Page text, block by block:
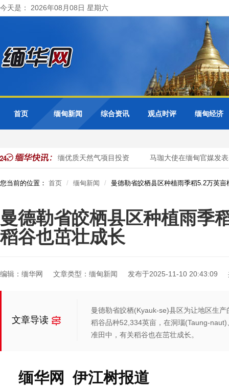
今天是： 2026年08月08日 星期六
首页 缅甸新闻 综合资讯 观点时评 缅甸经济
国企业加大对缅优质天然气项目投资 马珈大使在缅甸官媒发表
您当前的位置： 首页 缅甸新闻 曼德勒省皎栖县区种植雨季稻5.2万英
曼德勒省皎栖县区种植雨季
稻谷也茁壮成长
编辑：缅华网 文章类型：缅甸新闻 发布于2025-11-10 20:43:09
文章导读
曼德勒省皎栖(Kyauk-se)县区为让地区生
稻谷品种52,334英亩，在洞瑙(Taung-
准田中，有关稻谷也在茁壮成长。
缅华网 伊江树报道